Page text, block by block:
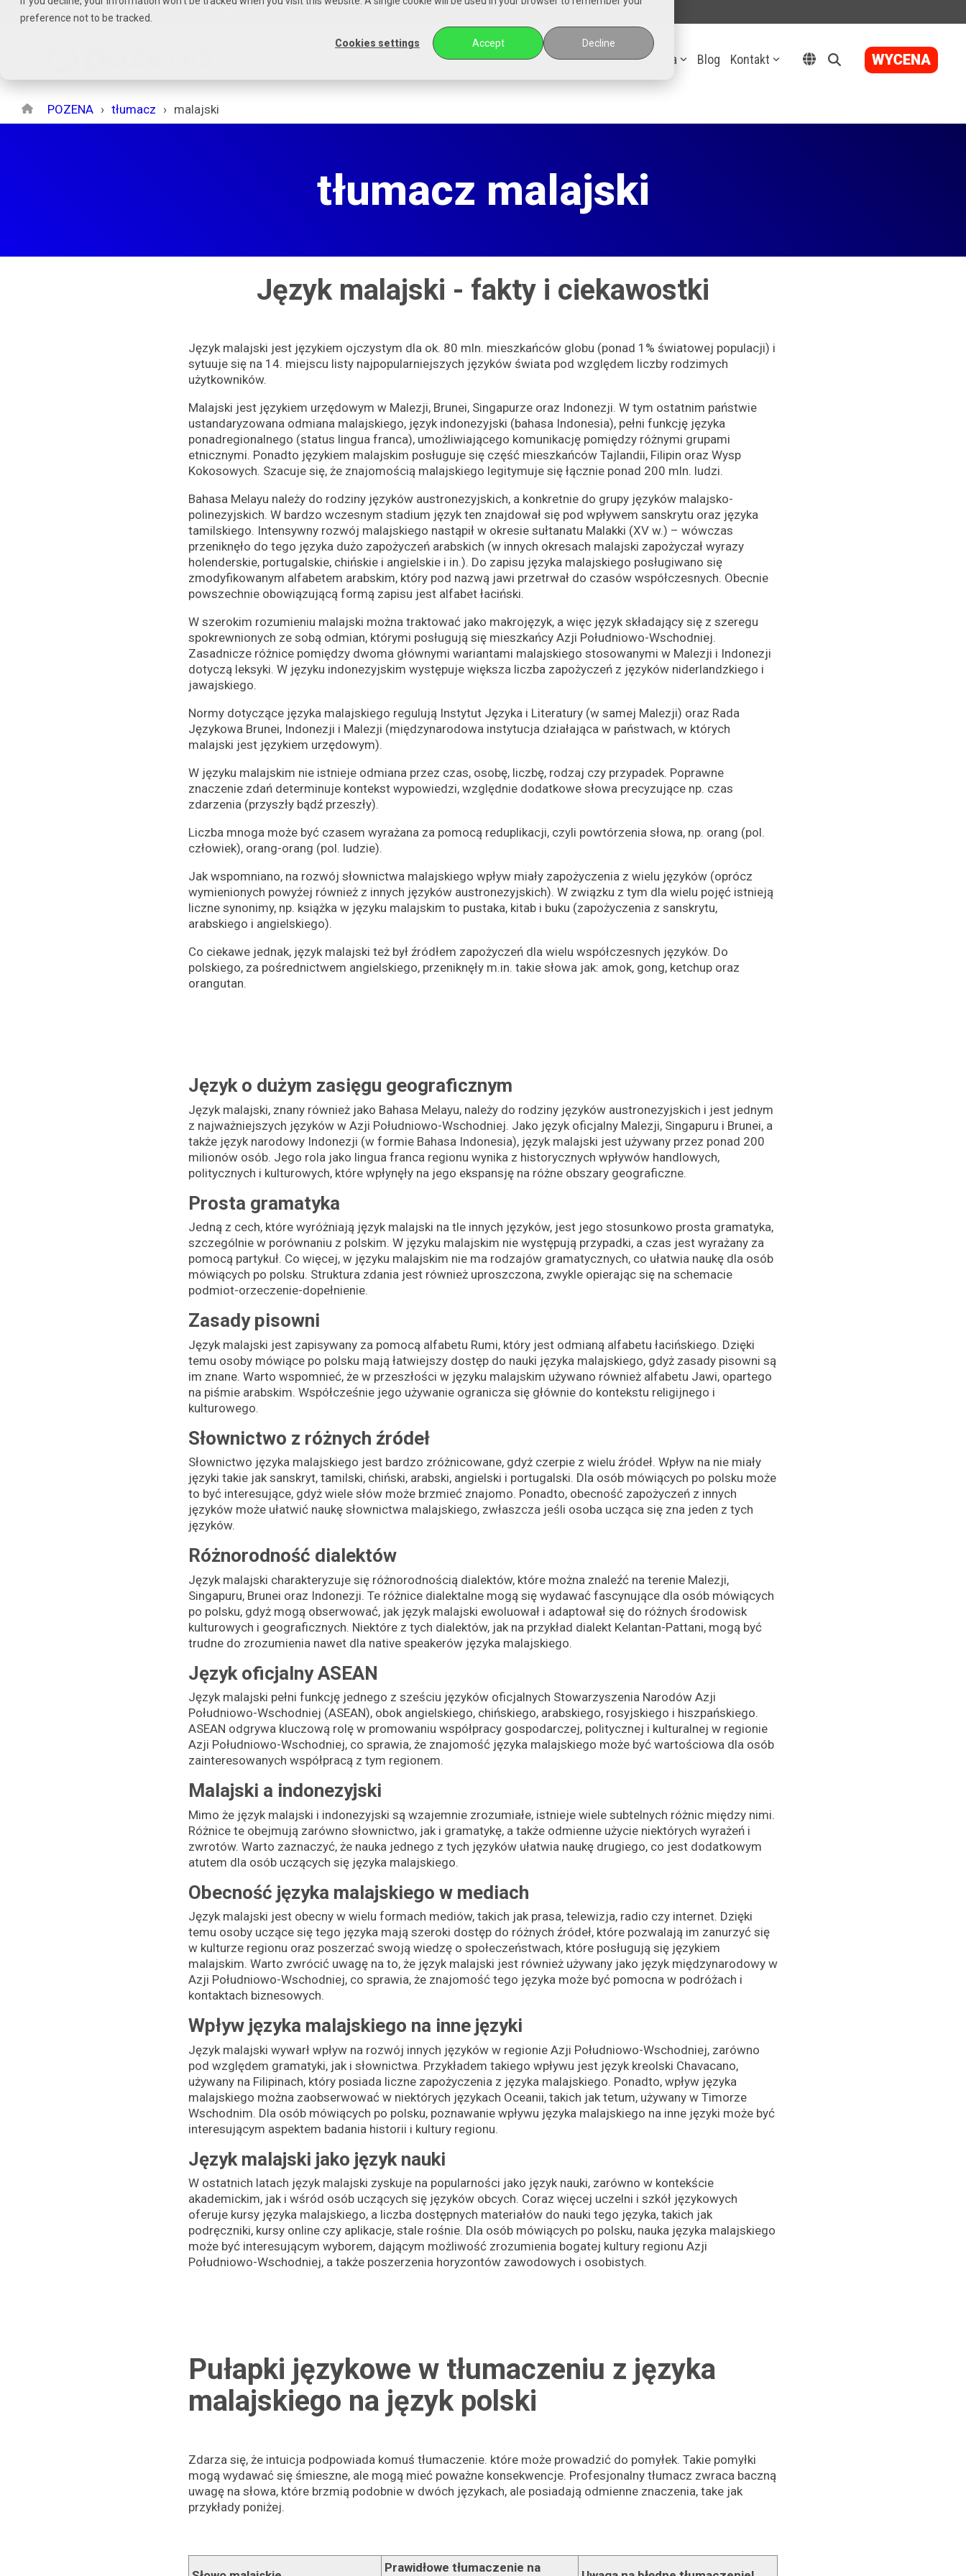
preference not to be tracked.
Cookies settings Accept Decline
Czytaj
stronę
telefon email whatsapp
Biuro tłumaczeń Szkoła językowa Rozwiązania Blog Kontakt
POZENA tłumacz malajski
tłumacz malajski
Język malajski - fakty i ciekawostki
Język malajski jest językiem ojczystym dla ok. 80 mln. mieszkańców globu (ponad 1% światowej populacji) i
sytuuje się na 14. miejscu listy najpopularniejszych języków świata pod względem liczby rodzimych
użytkowników.
Malajski jest językiem urzędowym w Malezji, Brunei, Singapurze oraz Indonezji. W tym ostatnim państwie
ustandaryzowana odmiana malajskiego, język indonezyjski (bahasa Indonesia), pełni funkcję języka
ponadregionalnego (status lingua franca), umożliwiającego komunikację pomiędzy różnymi grupami
etnicznymi. Ponadto językiem malajskim posługuje się część mieszkańców Tajlandii, Filipin oraz Wysp
Kokosowych. Szacuje się, że znajomością malajskiego legitymuje się łącznie ponad 200 mln. ludzi.
Bahasa Melayu należy do rodziny języków austronezyjskich, a konkretnie do grupy języków malajsko-
polinezyjskich. W bardzo wczesnym stadium język ten znajdował się pod wpływem sanskrytu oraz języka
tamilskiego. Intensywny rozwój malajskiego nastąpił w okresie sułtanatu Malakki (XV w.) – wówczas
przeniknęło do tego języka dużo zapożyczeń arabskich (w innych okresach malajski zapożyczał wyrazy
holenderskie, portugalskie, chińskie i angielskie i in.). Do zapisu języka malajskiego posługiwano się
zmodyfikowanym alfabetem arabskim, który pod nazwą jawi przetrwał do czasów współczesnych. Obecnie
powszechnie obowiązującą formą zapisu jest alfabet łaciński.
W szerokim rozumieniu malajski można traktować jako makrojęzyk, a więc język składający się z szeregu
spokrewnionych ze sobą odmian, którymi posługują się mieszkańcy Azji Południowo-Wschodniej.
Zasadnicze różnice pomiędzy dwoma głównymi wariantami malajskiego stosowanymi w Malezji i Indonezji
dotyczą leksyki. W języku indonezyjskim występuje większa liczba zapożyczeń z języków niderlandzkiego i
jawajskiego.
Normy dotyczące języka malajskiego regulują Instytut Języka i Literatury (w samej Malezji) oraz Rada
Językowa Brunei, Indonezji i Malezji (międzynarodowa instytucja działająca w państwach, w których
malajski jest językiem urzędowym).
W języku malajskim nie istnieje odmiana przez czas, osobę, liczbę, rodzaj czy przypadek. Poprawne
znaczenie zdań determinuje kontekst wypowiedzi, względnie dodatkowe słowa precyzujące np. czas
zdarzenia (przyszły bądź przeszły).
Liczba mnoga może być czasem wyrażana za pomocą reduplikacji, czyli powtórzenia słowa, np. orang (pol.
człowiek), orang-orang (pol. ludzie).
Jak wspomniano, na rozwój słownictwa malajskiego wpływ miały zapożyczenia z wielu języków (oprócz
wymienionych powyżej również z innych języków austronezyjskich). W związku z tym dla wielu pojęć istnieją
liczne synonimy, np. książka w języku malajskim to pustaka, kitab i buku (zapożyczenia z sanskrytu,
arabskiego i angielskiego).
Co ciekawe jednak, język malajski też był źródłem zapożyczeń dla wielu współczesnych języków. Do
polskiego, za pośrednictwem angielskiego, przeniknęły m.in. takie słowa jak: amok, gong, ketchup oraz
orangutan.
Język o dużym zasięgu geograficznym
Język malajski, znany również jako Bahasa Melayu, należy do rodziny języków austronezyjskich i jest jednym
z najważniejszych języków w Azji Południowo-Wschodniej. Jako język oficjalny Malezji, Singapuru i Brunei, a
także język narodowy Indonezji (w formie Bahasa Indonesia), język malajski jest używany przez ponad 200
milionów osób. Jego rola jako lingua franca regionu wynika z historycznych wpływów handlowych,
politycznych i kulturowych, które wpłynęły na jego ekspansję na różne obszary geograficzne.
Prosta gramatyka
Jedną z cech, które wyróżniają język malajski na tle innych języków, jest jego stosunkowo prosta gramatyka,
szczególnie w porównaniu z polskim. W języku malajskim nie występują przypadki, a czas jest wyrażany za
pomocą partykuł. Co więcej, w języku malajskim nie ma rodzajów gramatycznych, co ułatwia naukę dla osób
mówiących po polsku. Struktura zdania jest również uproszczona, zwykle opierając się na schemacie
podmiot-orzeczenie-dopełnienie.
Zasady pisowni
Język malajski jest zapisywany za pomocą alfabetu Rumi, który jest odmianą alfabetu łacińskiego. Dzięki
temu osoby mówiące po polsku mają łatwiejszy dostęp do nauki języka malajskiego, gdyż zasady pisowni są
im znane. Warto wspomnieć, że w przeszłości w języku malajskim używano również alfabetu Jawi, opartego
na piśmie arabskim. Współcześnie jego używanie ogranicza się głównie do kontekstu religijnego i
kulturowego.
Słownictwo z różnych źródeł
Słownictwo języka malajskiego jest bardzo zróżnicowane, gdyż czerpie z wielu źródeł. Wpływ na nie miały
języki takie jak sanskryt, tamilski, chiński, arabski, angielski i portugalski. Dla osób mówiących po polsku może
to być interesujące, gdyż wiele słów może brzmieć znajomo. Ponadto, obecność zapożyczeń z innych
języków może ułatwić naukę słownictwa malajskiego, zwłaszcza jeśli osoba ucząca się zna jeden z tych
języków.
Różnorodność dialektów
Język malajski charakteryzuje się różnorodnością dialektów, które można znaleźć na terenie Malezji,
Singapuru, Brunei oraz Indonezji. Te różnice dialektalne mogą się wydawać fascynujące dla osób mówiących
po polsku, gdyż mogą obserwować, jak język malajski ewoluował i adaptował się do różnych środowisk
kulturowych i geograficznych. Niektóre z tych dialektów, jak na przykład dialekt Kelantan-Pattani, mogą być
trudne do zrozumienia nawet dla native speakerów języka malajskiego.
Język oficjalny ASEAN
Język malajski pełni funkcję jednego z sześciu języków oficjalnych Stowarzyszenia Narodów Azji
Południowo-Wschodniej (ASEAN), obok angielskiego, chińskiego, arabskiego, rosyjskiego i hiszpańskiego.
ASEAN odgrywa kluczową rolę w promowaniu współpracy gospodarczej, politycznej i kulturalnej w regionie
Azji Południowo-Wschodniej, co sprawia, że znajomość języka malajskiego może być wartościowa dla osób
zainteresowanych współpracą z tym regionem.
Malajski a indonezyjski
Mimo że język malajski i indonezyjski są wzajemnie zrozumiałe, istnieje wiele subtelnych różnic między nimi.
Różnice te obejmują zarówno słownictwo, jak i gramatykę, a także odmienne użycie niektórych wyrażeń i
zwrotów. Warto zaznaczyć, że nauka jednego z tych języków ułatwia naukę drugiego, co jest dodatkowym
atutem dla osób uczących się języka malajskiego.
Obecność języka malajskiego w mediach
Język malajski jest obecny w wielu formach mediów, takich jak prasa, telewizja, radio czy internet. Dzięki
temu osoby uczące się tego języka mają szeroki dostęp do różnych źródeł, które pozwalają im zanurzyć się
w kulturze regionu oraz poszerzać swoją wiedzę o społeczeństwach, które posługują się językiem
malajskim. Warto zwrócić uwagę na to, że język malajski jest również używany jako język międzynarodowy w
Azji Południowo-Wschodniej, co sprawia, że znajomość tego języka może być pomocna w podróżach i
kontaktach biznesowych.
Wpływ języka malajskiego na inne języki
Język malajski wywarł wpływ na rozwój innych języków w regionie Azji Południowo-Wschodniej, zarówno
pod względem gramatyki, jak i słownictwa. Przykładem takiego wpływu jest język kreolski Chavacano,
używany na Filipinach, który posiada liczne zapożyczenia z języka malajskiego. Ponadto, wpływ języka
malajskiego można zaobserwować w niektórych językach Oceanii, takich jak tetum, używany w Timorze
Wschodnim. Dla osób mówiących po polsku, poznawanie wpływu języka malajskiego na inne języki może być
interesującym aspektem badania historii i kultury regionu.
Język malajski jako język nauki
W ostatnich latach język malajski zyskuje na popularności jako język nauki, zarówno w kontekście
akademickim, jak i wśród osób uczących się języków obcych. Coraz więcej uczelni i szkół językowych
oferuje kursy języka malajskiego, a liczba dostępnych materiałów do nauki tego języka, takich jak
podręczniki, kursy online czy aplikacje, stale rośnie. Dla osób mówiących po polsku, nauka języka malajskiego
może być interesującym wyborem, dającym możliwość zrozumienia bogatej kultury regionu Azji
Południowo-Wschodniej, a także poszerzenia horyzontów zawodowych i osobistych.
Pułapki językowe w tłumaczeniu z języka
malajskiego na język polski
Zdarza się, że intuicja podpowiada komuś tłumaczenie. które może prowadzić do pomyłek. Takie pomyłki
mogą wydawać się śmieszne, ale mogą mieć poważne konsekwencje. Profesjonalny tłumacz zwraca baczną
uwagę na słowa, które brzmią podobnie w dwóch językach, ale posiadają odmienne znaczenia, take jak
przykłady poniżej.
Prawidłowe tłumaczenie na